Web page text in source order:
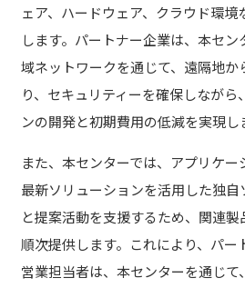
ェア、ハードウェア、クラウド環
します。パートナー企業は、本セ
域ネットワークを通じて、遠隔地か
り、セキュリティーを確保しながら
ンの開発と初期費用の低減を実現し
また、本センターでは、アプリケ
最新ソリューションを活用した独
と提案活動を支援するため、関連
順次提供します。これにより、パー
営業担当者は、本センターを通じて